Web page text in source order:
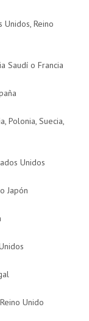
Unidos, Reino
Saudí o Francia
Polonia, Suecia,
Unidos
Japón
Unido